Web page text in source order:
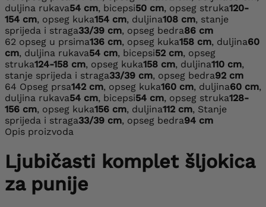
duljina rukava54 cm, bicepsi50 cm, opseg struka120-
154 cm, opseg kuka154 cm, duljina108 cm, stanje
sprijeda i straga33/39 cm, opseg bedra86 cm
62 opseg u prsima136 cm, opseg kuka158 cm, duljina60
cm, duljina rukava54 cm, bicepsi52 cm, opseg
struka124-158 cm, opseg kuka158 cm, duljina110 cm,
stanje sprijeda i straga33/39 cm, opseg bedra92 cm
64 Opseg prsa142 cm, opseg kuka160 cm, duljina60 cm,
duljina rukava54 cm, bicepsi54 cm, opseg struka128-
156 cm, opseg kuka156 cm, duljina112 cm, Stanje
sprijeda i straga33/39 cm, opseg bedra94 cm
Opis proizvoda
Ljubičasti komplet šljokica
za punije